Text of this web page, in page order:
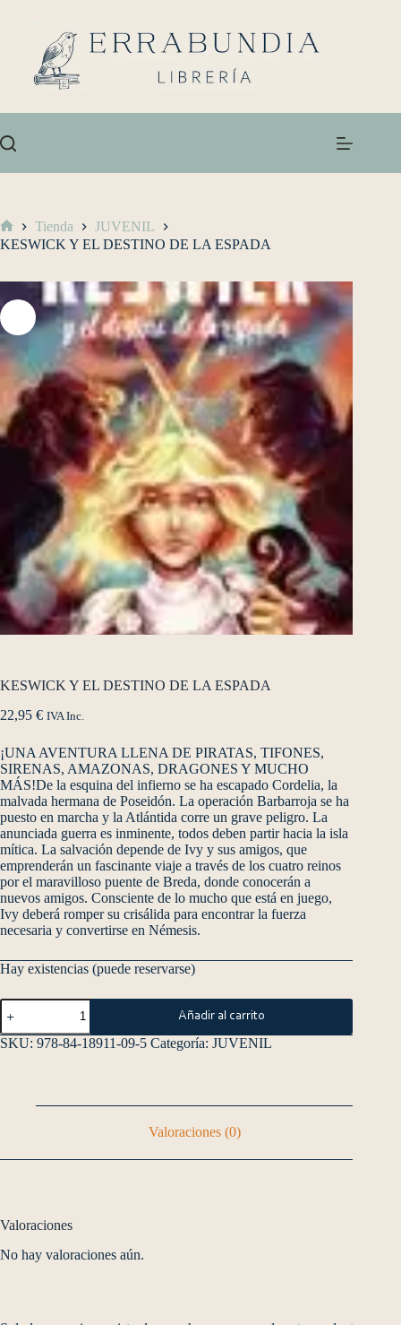
Tienda
JUVENIL
KESWICK Y EL DESTINO DE LA ESPADA
KESWICK Y EL DESTINO DE LA ESPADA
22,95 € IVA Inc.
¡UNA AVENTURA LLENA DE PIRATAS, TIFONES,
SIRENAS, AMAZONAS, DRAGONES Y MUCHO
MÁS!De la esquina del infierno se ha escapado Cordelia, la
malvada hermana de Poseidón. La operación Barbarroja se ha
puesto en marcha y la Atlántida corre un grave peligro. La
anunciada guerra es inminente, todos deben partir hacia la isla
mítica. La salvación depende de Ivy y sus amigos, que
emprenderán un fascinante viaje a través de los cuatro reinos
por el maravilloso puente de Breda, donde conocerán a
nuevos amigos. Consciente de lo mucho que está en juego,
Ivy deberá romper su crisálida para encontrar la fuerza
necesaria y convertirse en Némesis.
Hay existencias (puede reservarse)
Añadir al carrito
SKU: 978-84-18911-09-5 Categoría: JUVENIL
Valoraciones (0)
Valoraciones
No hay valoraciones aún.